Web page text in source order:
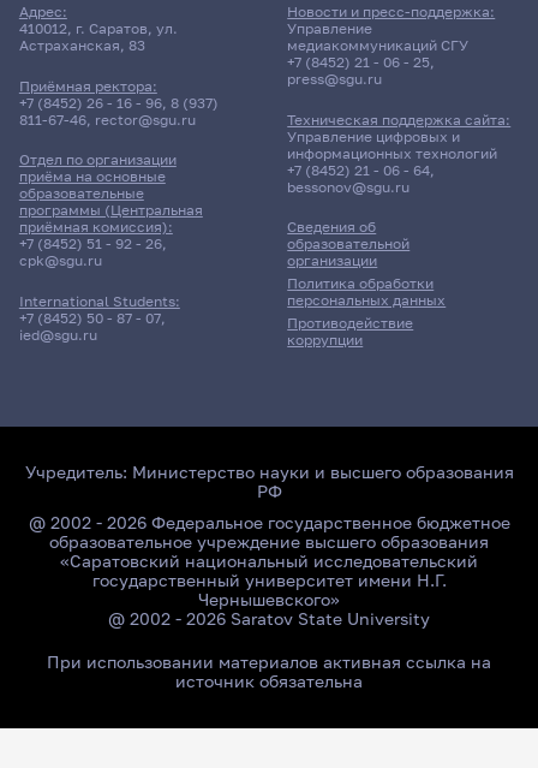
Адрес:
410012, г. Саратов, ул.
Астраханская, 83
Приёмная ректора:
+7 (8452) 26 - 16 - 96, 8 (937)
811-67-46, rector@sgu.ru
Отдел по организации
приёма на основные
образовательные
программы (Центральная
приёмная комиссия):
+7 (8452) 51 - 92 - 26,
cpk@sgu.ru
International Students:
+7 (8452) 50 - 87 - 07,
ied@sgu.ru
Сведения об
образовательной
организации
Политика обработки
персональных данных
Противодействие
коррупции
Новости и пресс-поддержка:
Управление
медиакоммуникаций СГУ
+7 (8452) 21 - 06 - 25,
press@sgu.ru
Техническая поддержка сайта:
Управление цифровых и
информационных технологий
+7 (8452) 21 - 06 - 64,
bessonov@sgu.ru
Учредитель: Министерство науки и высшего образования
РФ
@ 2002 - 2026 Федеральное государственное бюджетное
образовательное учреждение высшего образования
«Саратовский национальный исследовательский
государственный университет имени Н.Г.
Чернышевского»
@ 2002 - 2026 Saratov State University
При использовании материалов активная ссылка на
источник обязательна